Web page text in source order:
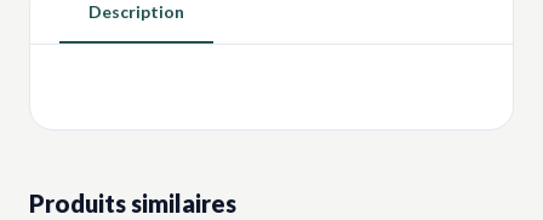
Description
Produits similaires